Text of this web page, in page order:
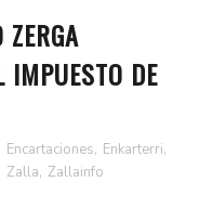
IMPUESTO DE
Encartaciones, Enkarterri,
Zalla, Zallainfo